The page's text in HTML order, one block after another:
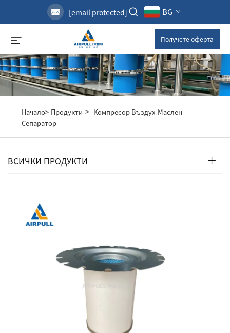
[email protected] BG
Получете оферта
Начало> Продукти > Компресор Въздух-Маслен
Сепаратор
ВСИЧКИ ПРОДУКТИ